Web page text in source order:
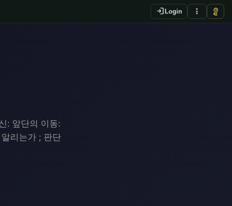
login Login more_vert vpn_key
: 앞단의 이동:
리는가 ; 판단